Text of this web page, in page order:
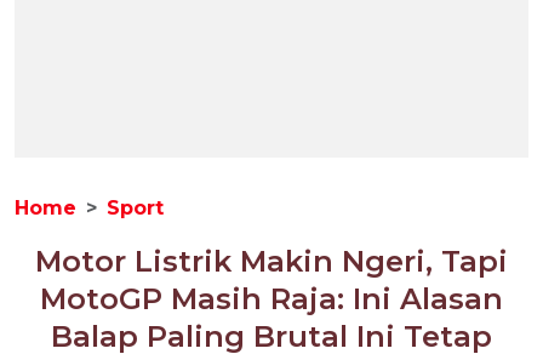
Home Sport
Motor Listrik Makin Ngeri, Tapi
MotoGP Masih Raja: Ini Alasan
Balap Paling Brutal Ini Tetap